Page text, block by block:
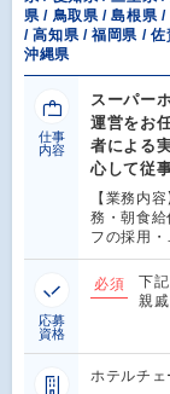
県 / 鳥取県 / 島根県
/ 高知県 / 福岡県 /
沖縄県
仕事
内容
スーパー
運営をお
者による
心して従
【業務内
務・朝食
フの採用・
応募
資格
必須
下
親
ホテルチ